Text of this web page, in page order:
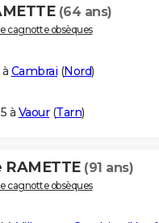
(64 ans)
cagnotte obsèques
Cambrai (Nord)
à Vaour(Tarn)
RAMETTE (91 ans)
cagnotte obsèques